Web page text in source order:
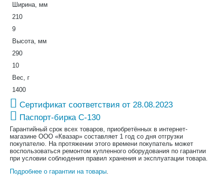
Ширина, мм
210
9
Высота, мм
290
10
Вес, г
1400
Сертификат соответствия от 28.08.2023
Паспорт-бирка С-130
Гарантийный срок всех товаров, приобретённых в интернет-
магазине ООО «Квазар» составляет 1 год со дня отгрузки
покупателю. На протяжении этого времени покупатель может
воспользоваться ремонтом купленного оборудования по гарантии
при условии соблюдения правил хранения и эксплуатации товара.
Подробнее о гарантии на товары